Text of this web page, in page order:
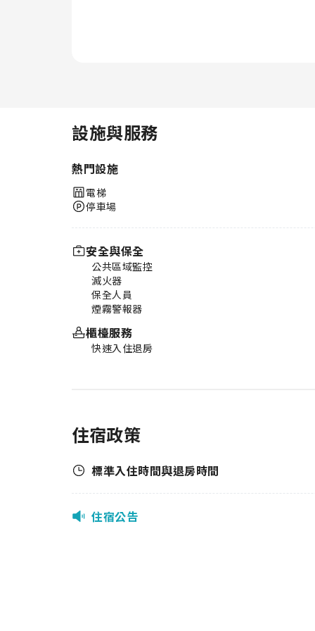
設施與服務
熱門設施
電梯
停車場
安全與保全
公共區域監控
滅火器
保全人員
煙霧警報器
櫃檯服務
快速入住退房
住宿政策
標準入住時間與退房時間
住宿公告